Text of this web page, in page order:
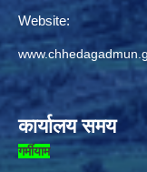
Website:
कार्यालय समय
गर्मीयाम